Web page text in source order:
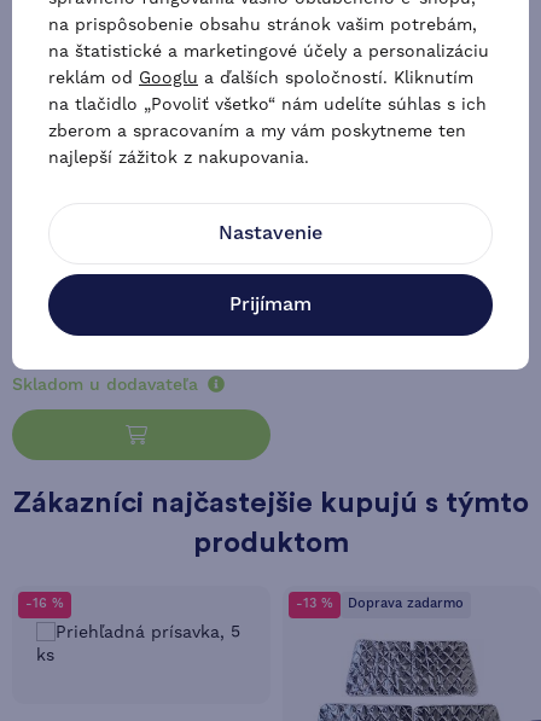
Vnútorná tepelná izolácia
okien kabíny Brunner pre VW
Touran od roku 2015
67,59 €
Skladom u dodavateľa
Zákazníci najčastejšie kupujú s týmto
produktom
-16 % -13 % Doprava zadarmo
na prispôsobenie obsahu stránok vašim potrebám,
na štatistické a marketingové účely a personalizáciu
reklám od Googlu a ďalších spoločností. Kliknutím
na tlačidlo „Povoliť všetko“ nám udelíte súhlas s ich
zberom a spracovaním a my vám poskytneme ten
najlepší zážitok z nakupovania.
Nastavenie
Prijímam